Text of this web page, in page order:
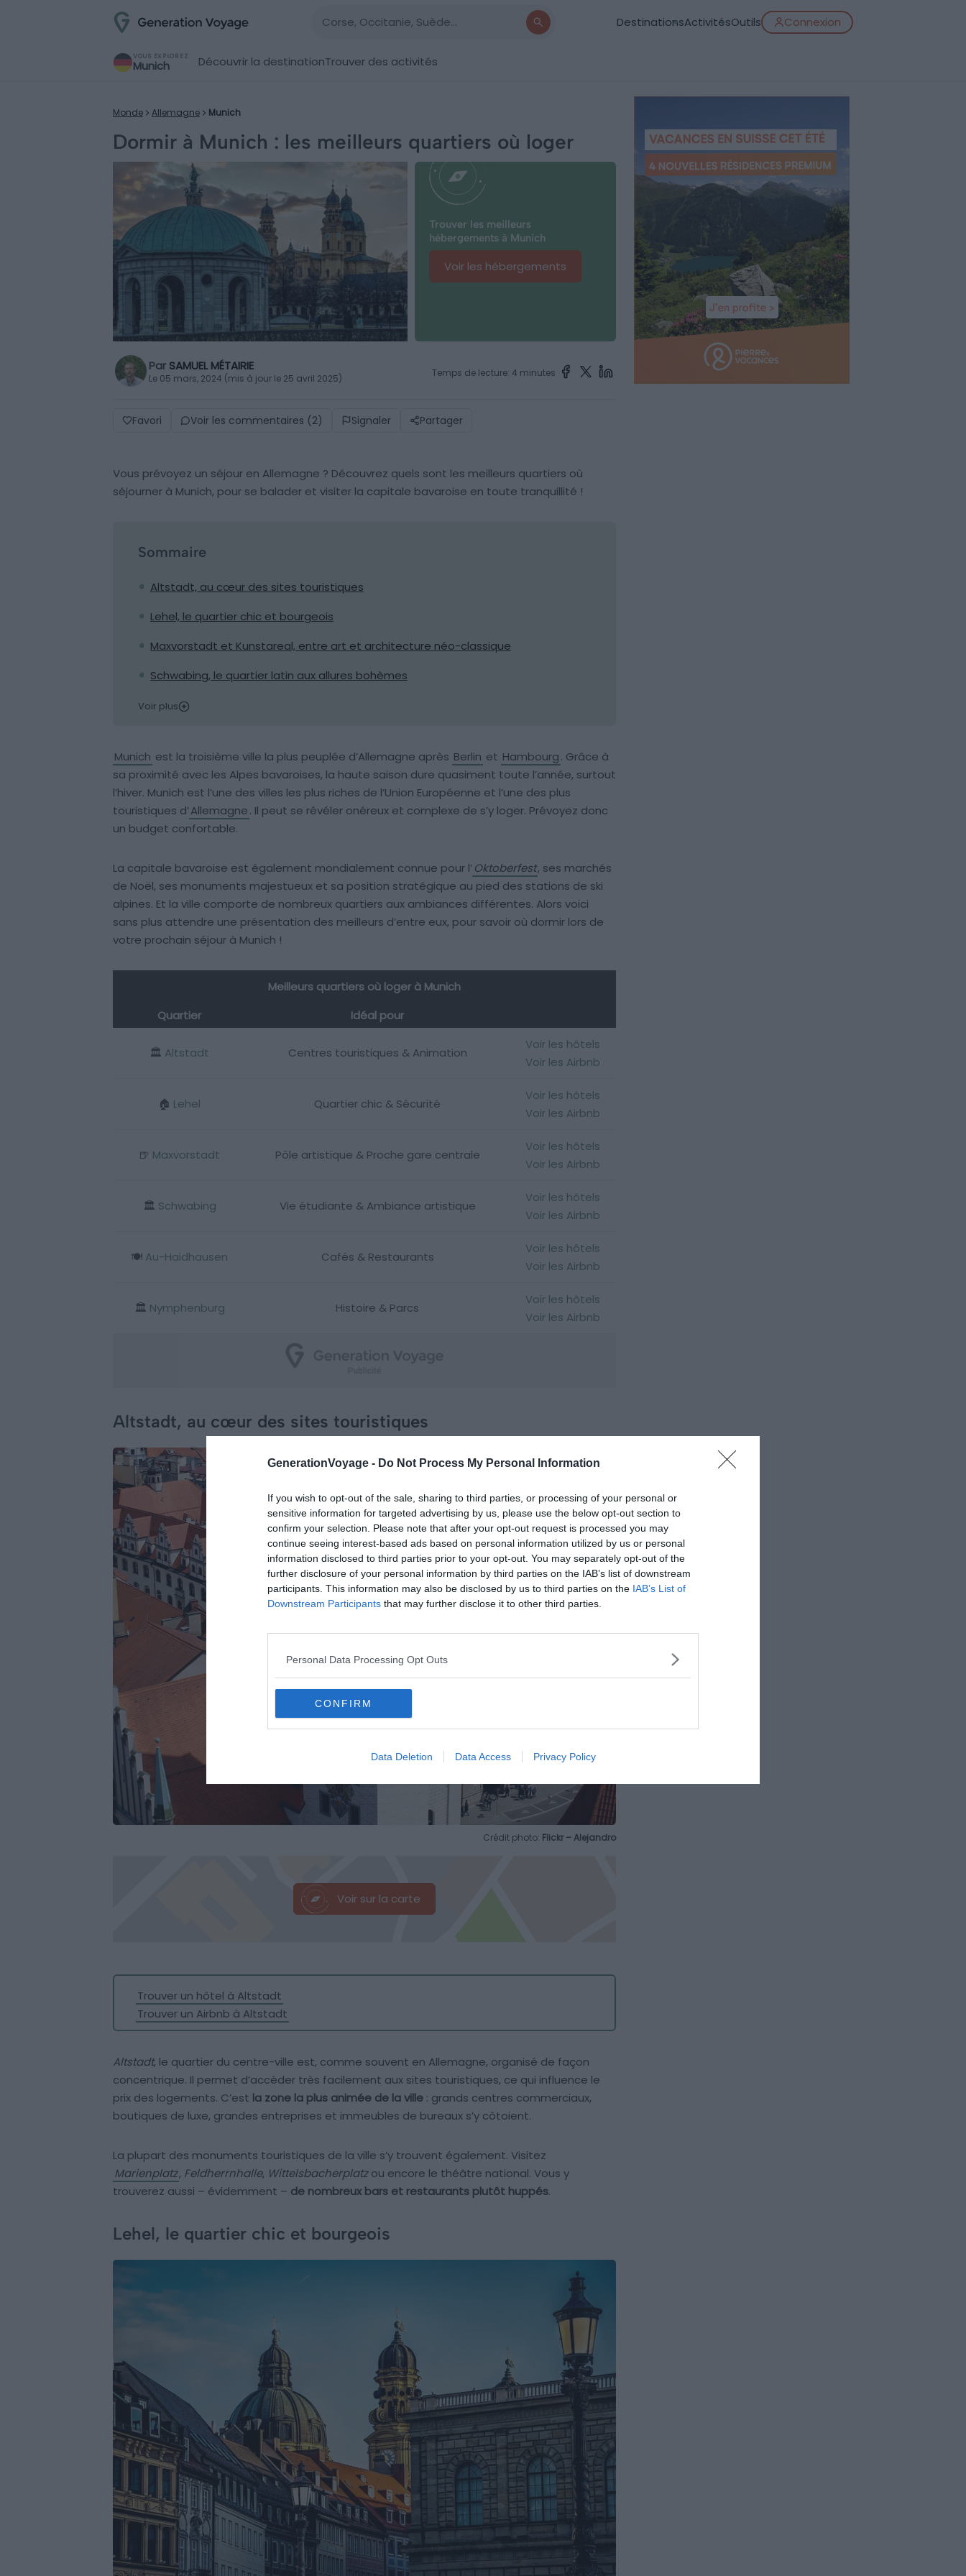
GenerationVoyage - Do Not Process My Personal Information
If you wish to opt-out of the sale, sharing to third parties, or processing of your personal or
sensitive information for targeted advertising by us, please use the below opt-out section to
confirm your selection. Please note that after your opt-out request is processed you may
continue seeing interest-based ads based on personal information utilized by us or personal
information disclosed to third parties prior to your opt-out. You may separately opt-out of the
further disclosure of your personal information by third parties on the IAB’s list of downstream
participants. This information may also be disclosed by us to third parties on the IAB’s List of
Downstream Participants that may further disclose it to other third parties.
Personal Data Processing Opt Outs
CONFIRM
Data Deletion Data Access Privacy Policy
DestinationsActivitésOutils Connexion
VOUS EXPLOREZ
Munich Découvrir la destinationTrouver des activités
Monde Allemagne Munich
Dormir à Munich : les meilleurs quartiers où loger
Trouver les meilleurs
hébergements à Munich
Voir les hébergements
Par SAMUEL MÉTAIRIE
Le 05 mars, 2024 (mis à jour le 25 avril 2025) Temps de lecture: 4 minutes
Favori Voir les commentaires (2) Signaler Partager
Vous prévoyez un séjour en Allemagne ? Découvrez quels sont les meilleurs quartiers où
séjourner à Munich, pour se balader et visiter la capitale bavaroise en toute tranquillité !
Sommaire
Altstadt, au cœur des sites touristiques
Lehel, le quartier chic et bourgeois
Maxvorstadt et Kunstareal, entre art et architecture néo-classique
Schwabing, le quartier latin aux allures bohèmes
Voir plus
Munich est la troisième ville la plus peuplée d’Allemagne après Berlin et Hambourg. Grâce à
sa proximité avec les Alpes bavaroises, la haute saison dure quasiment toute l’année, surtout
l’hiver. Munich est l’une des villes les plus riches de l’Union Européenne et l’une des plus
touristiques d’Allemagne. Il peut se révéler onéreux et complexe de s’y loger. Prévoyez donc
un budget confortable.
La capitale bavaroise est également mondialement connue pour l’Oktoberfest, ses marchés
de Noël, ses monuments majestueux et sa position stratégique au pied des stations de ski
alpines. Et la ville comporte de nombreux quartiers aux ambiances différentes. Alors voici
sans plus attendre une présentation des meilleurs d’entre eux, pour savoir où dormir lors de
votre prochain séjour à Munich !
Meilleurs quartiers où loger à Munich
Quartier
Idéal pour
🏛️ Altstadt Centres touristiques & Animation
Voir les hôtels
Voir les Airbnb
🏠 Lehel Quartier chic & Sécurité
Voir les hôtels
Voir les Airbnb
🍺 Maxvorstadt Pôle artistique & Proche gare centrale
Voir les hôtels
Voir les Airbnb
🏛️ Schwabing Vie étudiante & Ambiance artistique
Voir les hôtels
Voir les Airbnb
🍽️ Au-Haidhausen Cafés & Restaurants
Voir les hôtels
Voir les Airbnb
🏛️ Nymphenburg Histoire & Parcs
Voir les hôtels
Voir les Airbnb
Altstadt, au cœur des sites touristiques
Crédit photo: Flickr – Alejandro
Voir sur la carte
Trouver un hôtel à Altstadt
Trouver un Airbnb à Altstadt
Altstadt, le quartier du centre-ville est, comme souvent en Allemagne, organisé de façon
concentrique. Il permet d’accèder très facilement aux sites touristiques, ce qui influence le
prix des logements. C’est la zone la plus animée de la ville : grands centres commerciaux,
boutiques de luxe, grandes entreprises et immeubles de bureaux s’y côtoient.
La plupart des monuments touristiques de la ville s’y trouvent également. Visitez
Marienplatz, Feldherrnhalle, Wittelsbacherplatzou encore le théâtre national. Vous y
trouverez aussi – évidemment – de nombreux bars et restaurants plutôt huppés.
Lehel, le quartier chic et bourgeois